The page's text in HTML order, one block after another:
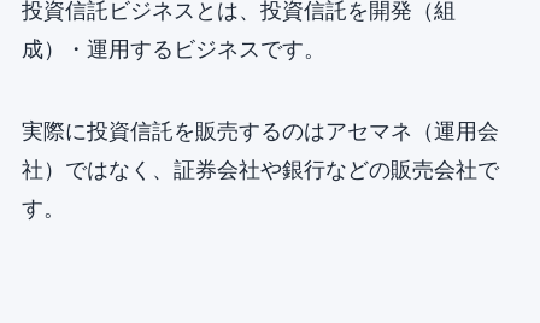
投資信託ビジネスとは、投資信託を開発（組
成）・運用するビジネスです。
実際に投資信託を販売するのはアセマネ（運用会
社）ではなく、証券会社や銀行などの販売会社で
す。